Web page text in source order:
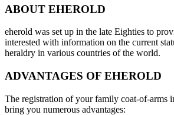
ABOUT EHEROLD
eherold was set up in the late Eighties to
interested with information on the current
heraldry in various countries of the world.
ADVANTAGES OF EHEROLD
The registration of your family coat-of-arms
bring you numerous advantages: